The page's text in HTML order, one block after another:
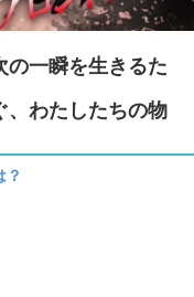
の一瞬を生きるた
、わたしたちの物
？